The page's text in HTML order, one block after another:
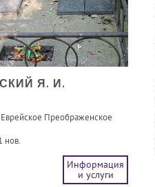
Я. И.
Еврейское Преображенское
нов.
Информация
и услуги